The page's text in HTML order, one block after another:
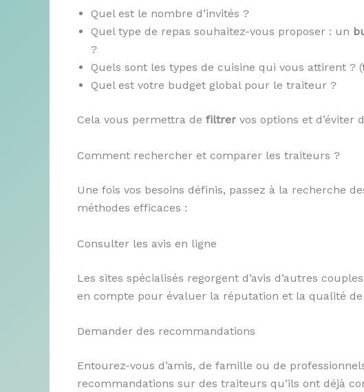
Quel est le nombre d’invités ?
Quel type de repas souhaitez-vous proposer : un
?
Quels sont les types de cuisine qui vous attirent ?
Quel est votre budget global pour le traiteur ?
Cela vous permettra de filtrer vos options et d’éviter
Comment rechercher et comparer les traiteurs ?
Une fois vos besoins définis, passez à la recherche
méthodes efficaces :
Consulter les avis en ligne
Les sites spécialisés regorgent d’avis d’autres
en compte pour évaluer la réputation et la qualité
Demander des recommandations
Entourez-vous d’amis, de famille ou de
recommandations sur des traiteurs qu’ils ont déjà